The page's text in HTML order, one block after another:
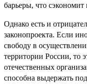
барьеры, что
Однако есть и
законопроекта. Если
свободу в
территории России, то
отечественных
способна выдержать